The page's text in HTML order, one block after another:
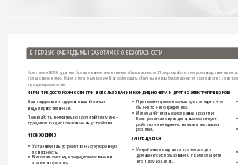
В ПЕРВУЮ ОЧЕР ЕДЬ МЫ ЗАБОТИМСЯ О БЕЗОПАСН ОСТИ
Компания BORK уделяет большое внимание технике безопасности. При разработке и производстве наших
пользование ими. Кроме того, мы просим Вас соблюдать обычные меры безопасности при работе с элек
предосторожности:
МЕРЫ ПРЕДОСТОРОЖНОСТИ ПРИ ИСПОЛЬЗОВАНИИ КОНДИЦИОНЕРА И Д РУГИХ ЭЛЕКТРОПРИБОРОВ
Ваше здоровье и здоровье вашей семьи — • Проверяйте целостность шнура, следите, что- •
вещь первостепенная.
бы никто не повредил его.
• Используйте только исправные розетки.
Пожалуйста, внимательно прочитайте эту инс- Если розетка повреждена, выключите уст- •
трукцию перед использованием устройства. ройство и немедленно выньте штепсель из
розетки. •
НЕОБХОДИМО
ЗАПРЕЩАЕТСЯ
• Устанавливать устройство на сухую ровную
• Устройство предназначено только для
поверхность. •
домашнего использования. НЕ используйте
• Включать систему кондиционирования в
его в других целях.
заземленную сеть. •